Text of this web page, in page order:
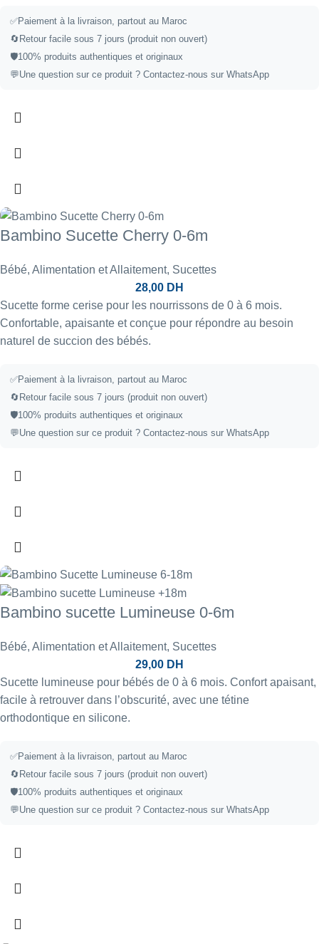
✅Paiement à la livraison, partout au Maroc
🔄Retour facile sous 7 jours (produit non ouvert)
🛡️100% produits authentiques et originaux
💬Une question sur ce produit ? Contactez-nous sur WhatsApp
Bambino Sucette Cherry 0-6m
Bébé, Alimentation et Allaitement, Sucettes
28,00 DH
Sucette forme cerise pour les nourrissons de 0 à 6 mois.
Confortable, apaisante et conçue pour répondre au besoin
naturel de succion des bébés.
✅Paiement à la livraison, partout au Maroc
🔄 Retour facile sous 7 jours (produit non ouvert)
🛡️100% produits authentiques et originaux
💬Une question sur ce produit ? Contactez-nous sur WhatsApp
Bambino sucette Lumineuse 0-6m
Bébé, Alimentation et Allaitement, Sucettes
29,00 DH
Sucette lumineuse pour bébés de 0 à 6 mois. Confort apaisant,
facile à retrouver dans l’obscurité, avec une tétine
orthodontique en silicone.
✅Paiement à la livraison, partout au Maroc
🔄 Retour facile sous 7 jours (produit non ouvert)
🛡️100% produits authentiques et originaux
💬Une question sur ce produit ? Contactez-nous sur WhatsApp